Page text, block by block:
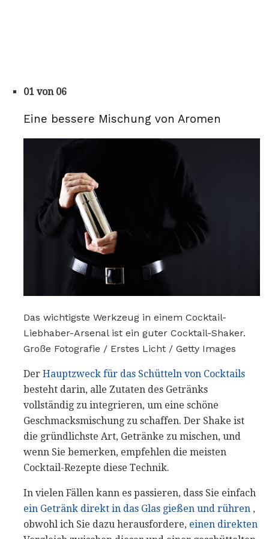
01 von 06
Eine bessere Mischung von Aromen
Das wichtigste Werkzeug in einem Cocktail-
Liebhaber-Arsenal ist ein guter Cocktail-Shaker.
Große Fotografie / Erstes Licht / Getty Images
Der Hauptzweck für das Schütteln von Cocktails
besteht darin, alle Zutaten des Getränks
vollständig zu integrieren, um eine schöne
Geschmacksmischung zu schaffen. Der Shake ist
die gründlichste Art, Getränke zu mischen, und
wenn Sie bemerken, empfehlen die meisten
Cocktail-Rezepte diese Technik.
In vielen Fällen kann es passieren, dass Sie einfach
ein Getränk direkt in das Glas gießen und rühren ,
obwohl ich Sie dazu herausfordere, einen direkten